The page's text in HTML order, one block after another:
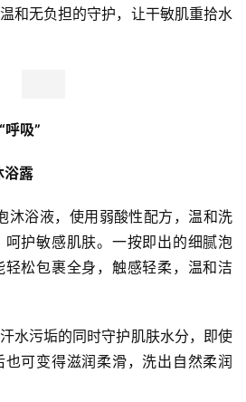
和无负担的守护，让干敏肌重拾水
“呼吸”
浴露
沐浴液，使用弱酸性配方，温和洗
护敏感肌肤。一按即出的细腻泡
松包裹全身，触感轻柔，温和洁
水污垢的同时守护肌肤水分，即使
可变得滋润柔滑，洗出自然柔润